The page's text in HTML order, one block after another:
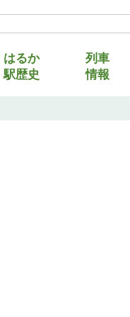
はるか
駅歴史
列車
情報